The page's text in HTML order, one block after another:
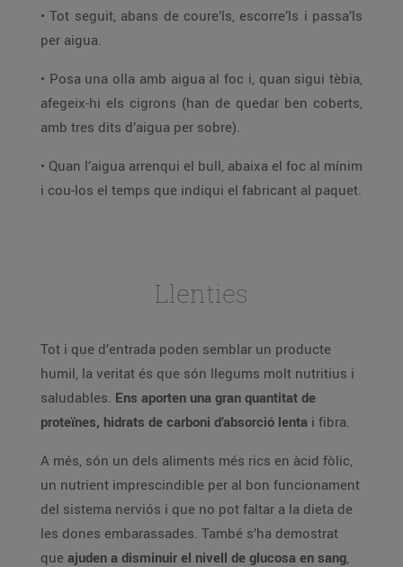
• Tot seguit, abans de coure’ls, escorre’ls i passa’ls
per aigua.
• Posa una olla amb aigua al foc i, quan sigui tèbia,
afegeix-hi els cigrons (han de quedar ben coberts,
amb tres dits d’aigua per sobre).
• Quan l’aigua arrenqui el bull, abaixa el foc al mínim
i cou-los el temps que indiqui el fabricant al paquet.
Llenties
Tot i que d’entrada poden semblar un producte
humil, la veritat és que són llegums molt nutritius i
saludables. Ens aporten una gran quantitat de
proteïnes, hidrats de carboni d’absorció lenta i fibra.
A més, són un dels aliments més rics en àcid fòlic,
un nutrient imprescindible per al bon funcionament
del sistema nerviós i que no pot faltar a la dieta de
les dones embarassades. També s’ha demostrat
que ajuden a disminuir el nivell de glucosa en sang,